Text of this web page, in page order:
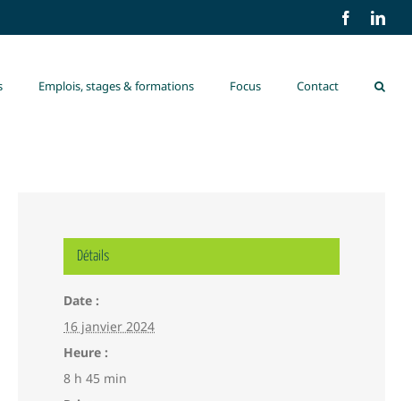
Facebook
Emplois, stages & formations Focus Contact
Détails
Date :
16 janvier 2024
Heure :
8 h 45 min